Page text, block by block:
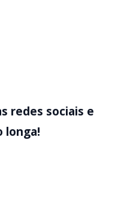
redes sociais e
longa!